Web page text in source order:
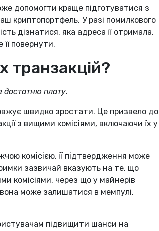
допомогти краще підготуватися з
криптопортфель. У разі помилкового
дізнатися, яка адреса її отримала.
повернути.
транзакцій?
плату.
швидко зростати. Це призвело до
з вищими комісіями, включаючи їх у
комісією, її підтвердження може
зазвичай вказують на те, що
комісіями, через що у майнерів
може залишатися в мемпулі,
підвищити шанси на